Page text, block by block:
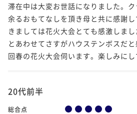
滞在中は大変お世話になりました。
余るおもてなしを頂き母と共に感謝
きましては花火大会とても感激しま
とあわせてさすがハウステンボスだ
回春の花火大会伺います。楽しみにし
20代前半
総合点